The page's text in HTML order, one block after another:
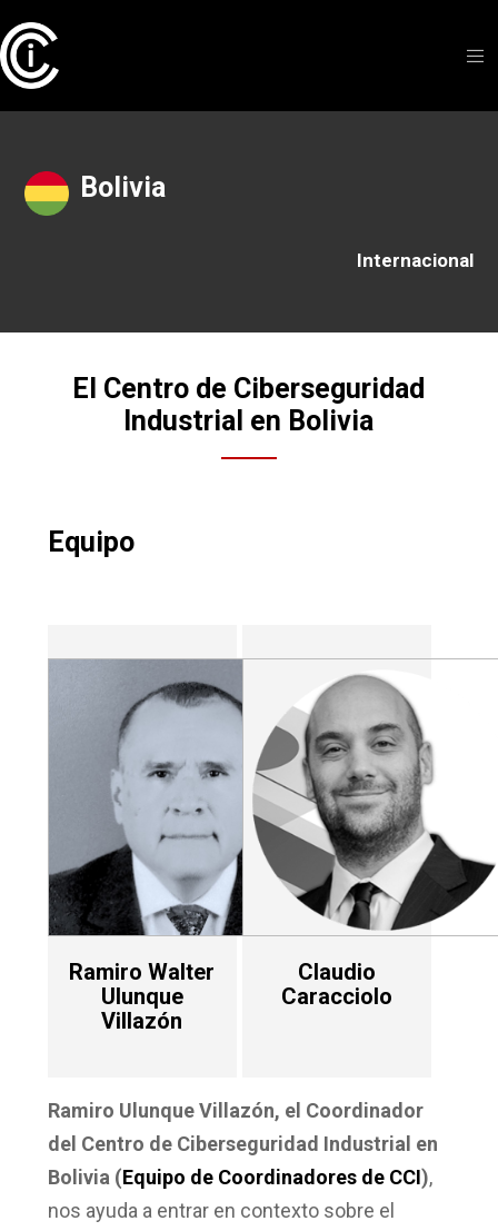
Bolivia
Internacional
El Centro de Ciberseguridad
Industrial en Bolivia
Equipo
Ramiro Walter
Ulunque
Villazón
Claudio
Caracciolo
Ramiro Ulunque Villazón, el Coordinador
del Centro de Ciberseguridad Industrial en
Bolivia (Equipo de Coordinadores de CCI),
nos ayuda a entrar en contexto sobre el